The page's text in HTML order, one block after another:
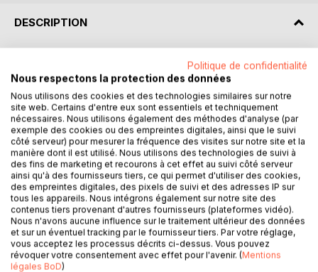
DESCRIPTION
À ceux qui prêchent la tolérance et la liberté et qui
voudraient la décrire, il existe une tyrannie bien plus
sournoise : la musulmophobie.
A-t-il jamais existé d’autre intolérance à l’encontre du
Musulman que dans l’essoufflement d’une société, d’un
pouvoir, dont l’exigence fondamentale est de limiter
officiellement, et de ne rien admettre officieusement qui
pût, échapper à son contrôle et menacer son autorité et de
ce fait, risquer de se dresser contre lui ? Sans doute ne
paraît-il pas excessif de soutenir qu’il y a musulmophobie
partout où il y a intérêt, crise, pouvoir, identité, État et
religion, et cela, quels que soient les accommodements
que l’une ou l’autre époque aménage.
Politique de confidentialité
Nous respectons la protection des données
Nous utilisons des cookies et des technologies similaires sur notre
site web. Certains d'entre eux sont essentiels et techniquement
nécessaires. Nous utilisons également des méthodes d'analyse (par
exemple des cookies ou des empreintes digitales, ainsi que le suivi
côté serveur) pour mesurer la fréquence des visites sur notre site et la
manière dont il est utilisé. Nous utilisons des technologies de suivi à
des fins de marketing et recourons à cet effet au suivi côté serveur
ainsi qu'à des fournisseurs tiers, ce qui permet d'utiliser des cookies,
des empreintes digitales, des pixels de suivi et des adresses IP sur
tous les appareils. Nous intégrons également sur notre site des
contenus tiers provenant d'autres fournisseurs (plateformes vidéo).
Nous n'avons aucune influence sur le traitement ultérieur des données
et sur un éventuel tracking par le fournisseur tiers. Par votre réglage,
vous acceptez les processus décrits ci-dessus. Vous pouvez
révoquer votre consentement avec effet pour l'avenir. (Mentions
légales BoD)